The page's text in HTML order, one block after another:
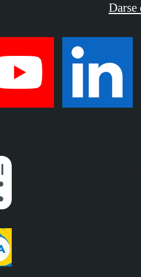
Darse